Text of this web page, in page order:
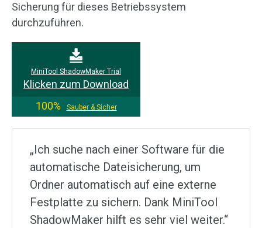
Sicherung für dieses Betriebssystem
durchzuführen.
MiniTool ShadowMaker Trial
Klicken zum Download
100%
Sauber & Sicher
„Ich suche nach einer Software für die
automatische Dateisicherung, um
Ordner automatisch auf eine externe
Festplatte zu sichern. Dank MiniTool
ShadowMaker hilft es sehr viel weiter.“